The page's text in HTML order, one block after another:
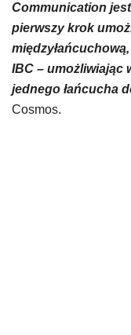
Communication
pierwszy krok
IBC – umożliwiając
jednego łańcucha
Cosmos.